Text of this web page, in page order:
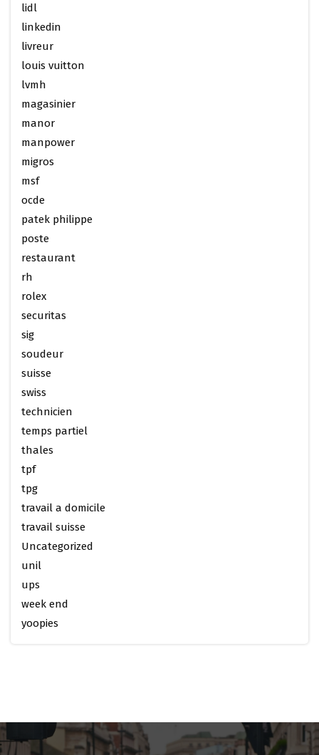
lidl
linkedin
livreur
louis vuitton
lvmh
magasinier
manor
manpower
migros
msf
ocde
patek philippe
poste
restaurant
rh
rolex
securitas
sig
soudeur
suisse
swiss
technicien
temps partiel
thales
tpf
tpg
travail a domicile
travail suisse
Uncategorized
unil
ups
week end
yoopies